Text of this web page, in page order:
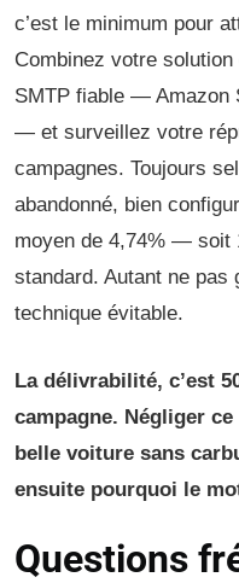
c’est le minimum pour
Combinez votre
SMTP fiable — Amazon
— et surveillez votre
campagnes. Toujours
abandonné, bien
moyen de 4,74% — soit
standard. Autant ne pas
technique évitable.
La délivrabilité, c’est
campagne. Négliger
belle voiture sans
ensuite pourquoi le
Questions